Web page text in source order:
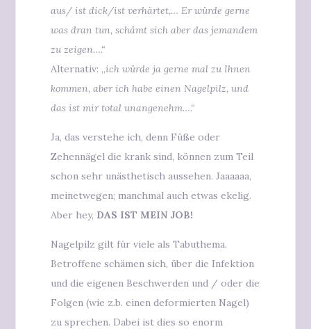
aus/ ist dick/ist verhärtet,… Er würde gerne
was dran tun, schämt sich aber das jemandem
zu zeigen….“
Alternativ: „ich würde ja gerne mal zu Ihnen
kommen, aber ich habe einen Nagelpilz, und
das ist mir total unangenehm….“
Ja, das verstehe ich, denn Füße oder
Zehennägel die krank sind, können zum Teil
schon sehr unästhetisch aussehen. Jaaaaaa,
meinetwegen; manchmal auch etwas ekelig.
Aber hey, DAS IST MEIN JOB!
Nagelpilz gilt für viele als Tabuthema.
Betroffene schämen sich, über die Infektion
und die eigenen Beschwerden und / oder die
Folgen (wie z.b. einen deformierten Nagel)
zu sprechen. Dabei ist dies so enorm